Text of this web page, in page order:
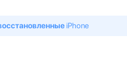
iPhone